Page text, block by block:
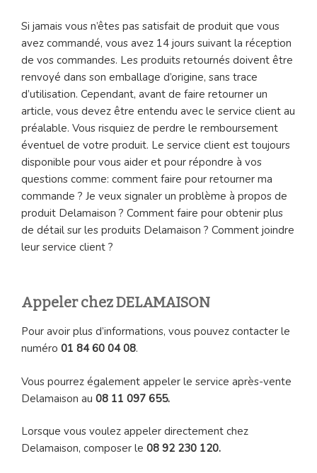
Si jamais vous n’êtes pas satisfait de produit que vous
avez commandé, vous avez 14 jours suivant la réception
de vos commandes. Les produits retournés doivent être
renvoyé dans son emballage d’origine, sans trace
d’utilisation. Cependant, avant de faire retourner un
article, vous devez être entendu avec le service client au
préalable. Vous risquiez de perdre le remboursement
éventuel de votre produit. Le service client est toujours
disponible pour vous aider et pour répondre à vos
questions comme: comment faire pour retourner ma
commande ? Je veux signaler un problème à propos de
produit Delamaison ? Comment faire pour obtenir plus
de détail sur les produits Delamaison ? Comment joindre
leur service client ?
Appeler chez DELAMAISON
Pour avoir plus d’informations, vous pouvez contacter le
numéro 01 84 60 04 08.
Vous pourrez également appeler le service après-vente
Delamaison au 08 11 097 655.
Lorsque vous voulez appeler directement chez
Delamaison, composer le 08 92 230 120.